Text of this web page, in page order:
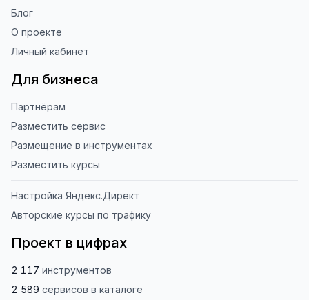
Блог
О проекте
Личный кабинет
Для бизнеса
Партнёрам
Разместить сервис
Размещение в инструментах
Разместить курсы
Настройка Яндекс.Директ
Авторские курсы по трафику
Проект в цифрах
2 117 инструментов
2 589 сервисов в каталоге